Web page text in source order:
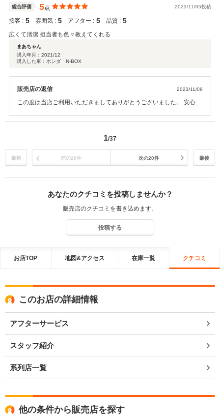
します。 堀場
総合評価 5点 2023/11/05投稿
接客 : 5 雰囲気 : 5 アフター : 5 品質 : 5
広くて清潔 担当者も色々教えてくれる
まあちゃん
購入年月： 2021/12
購入した車：ホンダ N-BOX
販売店の返信 2023/11/09
この度は当店ご利用いただきましてありがとうございました。 安心し
づきの点がございましたらお気軽にお声をおかけいただければと思い
1/37
最初 前の20件 次の20件 最後
あなたのクチコミを投稿しませんか？
販売店のクチコミを書き込めます。
投稿する
お店TOP 地図&アクセス 在庫一覧 クチコミ
このお店の詳細情報
アフターサービス
スタッフ紹介
系列店一覧
他の条件から販売店を探す